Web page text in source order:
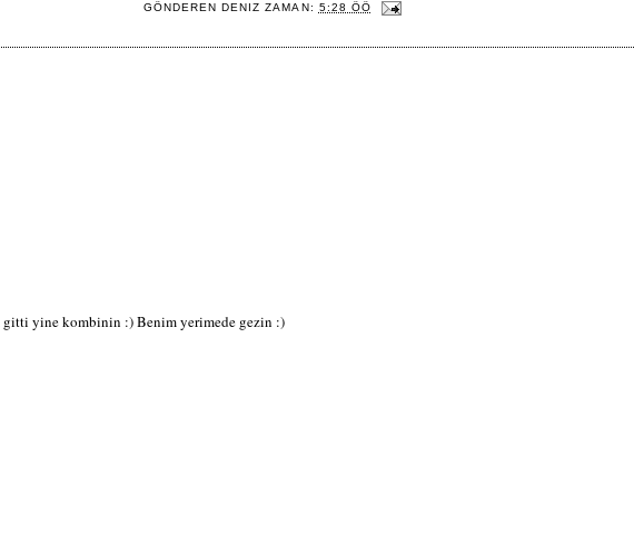
GÖNDEREN DENIZ ZAMAN: 5:28 ÖÖ
gitti yine kombinin :) Benim yerimede gezin :)